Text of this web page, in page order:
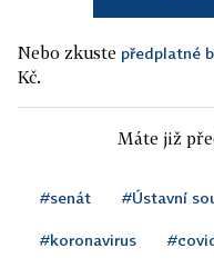
Nebo zkuste předplatné
Kč.
Máte již
#senát #Ústavní
#koronavirus